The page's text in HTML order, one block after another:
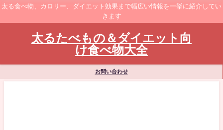
太る食べ物、カロリー、ダイエット効果まで幅広い情報を一挙に紹介してい
きます
太るたべもの＆ダイエット向
け食べ物大全
お問い合わせ